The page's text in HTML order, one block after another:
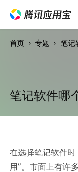
首页 专题 笔记
笔记软件哪
在选择笔记软件
用”。市面上有许